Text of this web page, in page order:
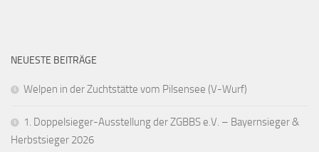
NEUESTE BEITRÄGE
Welpen in der Zuchtstätte vom Pilsensee (V-Wurf)
1. Doppelsieger-Ausstellung der ZGBBS e.V. – Bayernsieger &
Herbstsieger 2026